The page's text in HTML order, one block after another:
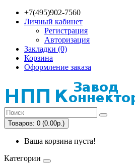
+7(495)902-7560
Личный кабинет
Регистрация
Авторизация
Закладки (0)
Корзина
Оформление заказа
Товаров: 0 (0.00р.)
Ваша корзина пуста!
Категории